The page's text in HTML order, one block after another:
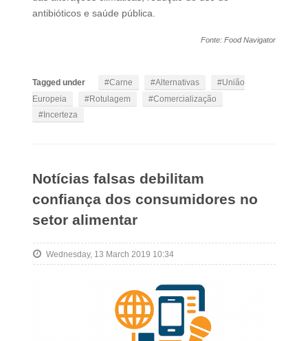
antibióticos e saúde pública.
Fonte: Food Navigator
Tagged under Carne Alternativas
União
Europeia
Rotulagem
Comercialização
Incerteza
Notícias falsas debilitam
confiança dos consumidores no
setor alimentar
Wednesday, 13 March 2019 10:34